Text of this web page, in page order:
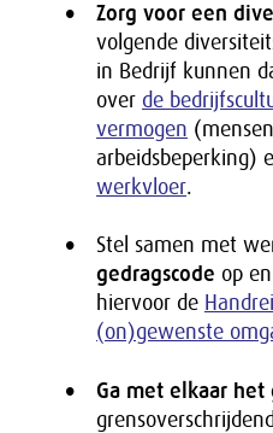
Zorg voor een
volgende
in Bedrijf kunnen
over de
vermogen
arbeidsbeperking)
werkvloer.
Stel samen met
gedragscode op
hiervoor de
(on)gewenste
Ga met elkaar het